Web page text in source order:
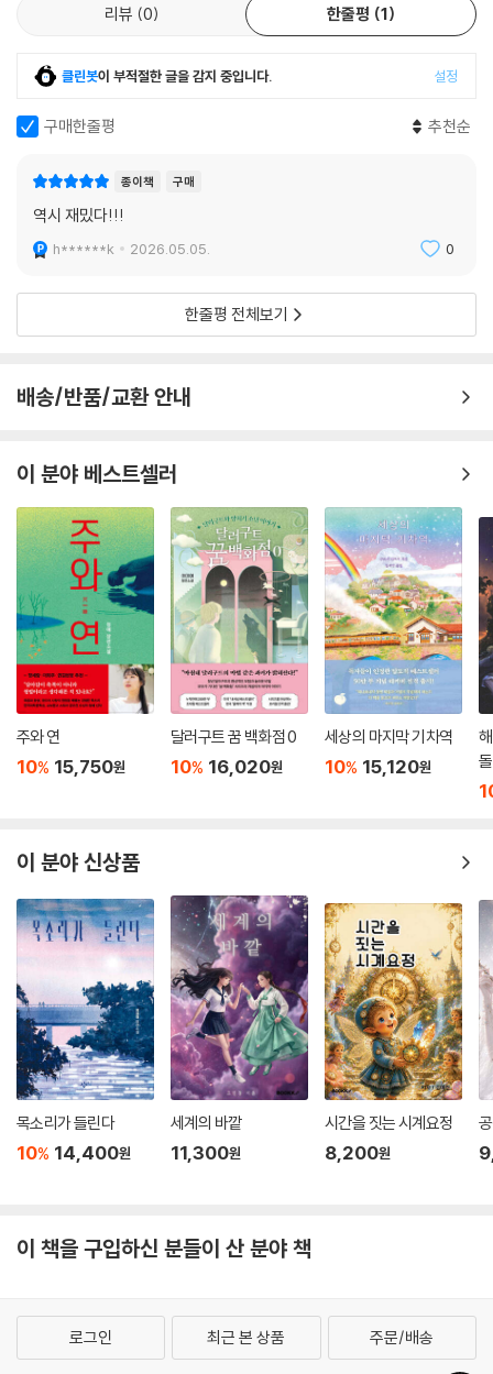
리뷰 0 한줄평 1
클린봇이 부적절한 글을 감지 중입니다. 설정
구매한줄평 추천순
종이책 구매
역시 재밌다!!!
h******k 2026.05.05. 0
한줄평 전체보기
배송/반품/교환 안내
이 분야 베스트셀러
주와 연
10% 15,750원
달러구트 꿈 백화점 0
10% 16,020원
세상의 마지막 기차역
10% 15,120원
이 분야 신상품
목소리가 들린다
10% 14,400원
세계의 바깥
11,300원
시간을 짓는 시계요정
8,200원
이 책을 구입하신 분들이 산 분야 책
로그인 최근 본 상품 주문/배송